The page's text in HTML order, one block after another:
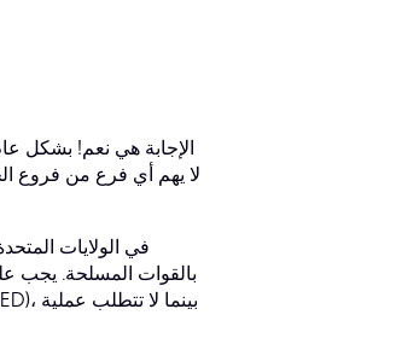
الإجابة هي نعم! بشكل
في الولايات